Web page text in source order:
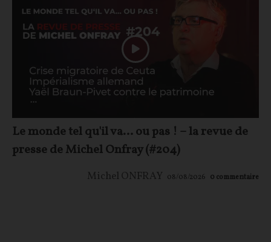
Le monde tel qu'il va… ou pas ! – la revue de
presse de Michel Onfray (#204)
Michel ONFRAY 08/08/2026 0 commentaire